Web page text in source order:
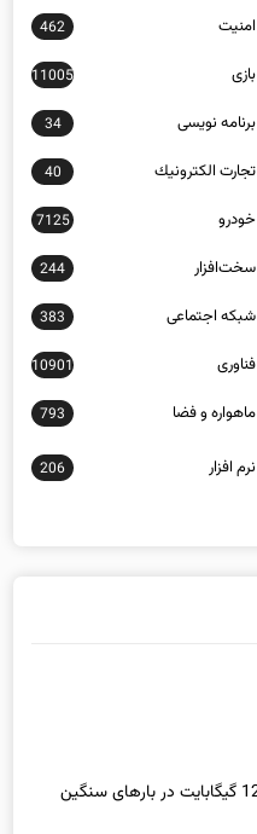
امنيت 462
بازی 11005
برنامه نويسی 34
تجارت الكترونيك 40
خودرو 7125
سخت‌افزار 244
شبكه اجتماعی 383
فناوری 10901
ماهواره و فضا 793
نرم افزار 206